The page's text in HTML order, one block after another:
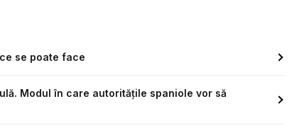
se poate face
Modul în care autoritățile spaniole vor să